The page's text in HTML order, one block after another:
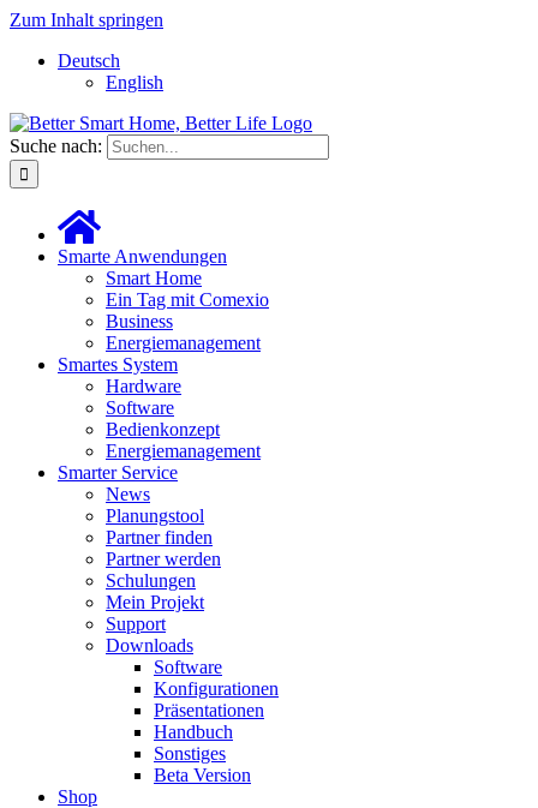
Zum Inhalt springen
Deutsch
English
Suche nach:
Smarte Anwendungen
Smart Home
Ein Tag mit Comexio
Business
Energiemanagement
Smartes System
Hardware
Software
Bedienkonzept
Energiemanagement
Smarter Service
News
Planungstool
Partner finden
Partner werden
Schulungen
Mein Projekt
Support
Downloads
Software
Konfigurationen
Präsentationen
Handbuch
Sonstiges
Beta Version
Shop